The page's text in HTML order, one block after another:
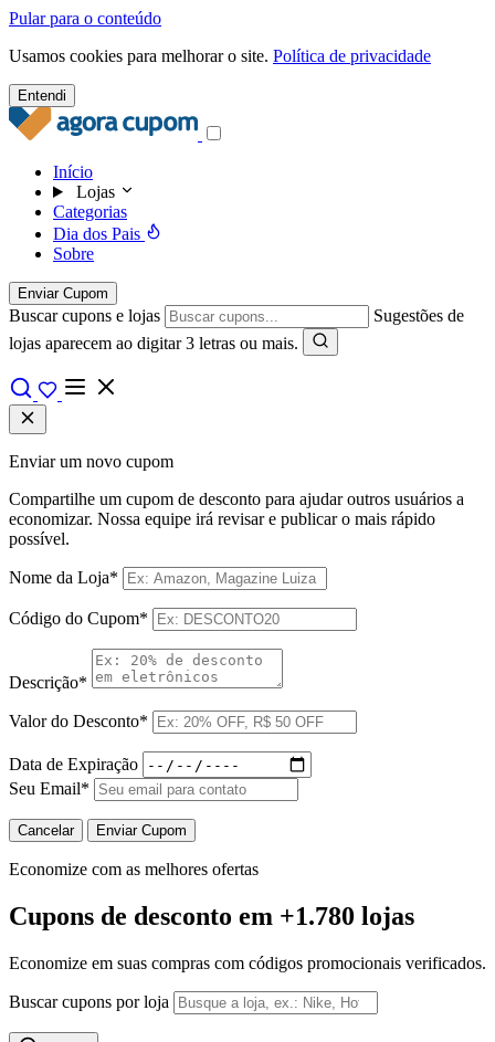
Pular para o conteúdo
Usamos cookies para melhorar o site. Política de privacidade
Entendi
Início
Lojas
Categorias
Dia dos Pais
Sobre
Enviar Cupom
Buscar cupons e lojas
Sugestões de
lojas aparecem ao digitar 3 letras ou mais.
Enviar um novo cupom
Compartilhe um cupom de desconto para ajudar outros usuários a
economizar. Nossa equipe irá revisar e publicar o mais rápido
possível.
Nome da Loja*
Código do Cupom*
Descrição*
Valor do Desconto*
Data de Expiração
Seu Email*
Cancelar Enviar Cupom
Economize com as melhores ofertas
Cupons de desconto em +1.780 lojas
Economize em suas compras com códigos promocionais verificados.
Buscar cupons por loja